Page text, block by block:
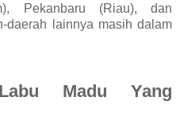
Pekanbaru (Riau), dan
daerah lainnya masih dalam
Madu Yang